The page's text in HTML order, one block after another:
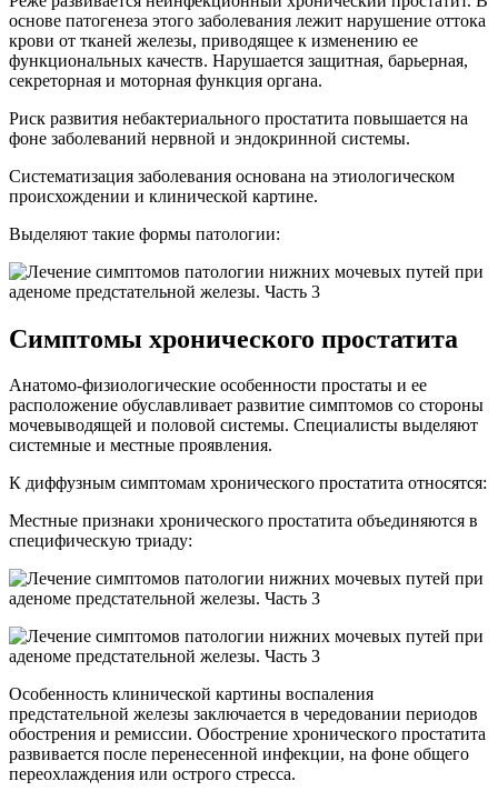
основе патогенеза этого заболевания лежит нарушение оттока
крови от тканей железы, приводящее к изменению ее
функциональных качеств. Нарушается защитная, барьерная,
секреторная и моторная функция органа.
Риск развития небактериального простатита повышается на
фоне заболеваний нервной и эндокринной системы.
Систематизация заболевания основана на этиологическом
происхождении и клинической картине.
Выделяют такие формы патологии:
Симптомы хронического простатита
Анатомо-физиологические особенности простаты и ее
расположение обуславливает развитие симптомов со стороны
мочевыводящей и половой системы. Специалисты выделяют
системные и местные проявления.
К диффузным симптомам хронического простатита относятся:
Местные признаки хронического простатита объединяются в
специфическую триаду:
Особенность клинической картины воспаления
предстательной железы заключается в чередовании периодов
обострения и ремиссии. Обострение хронического простатита
развивается после перенесенной инфекции, на фоне общего
переохлаждения или острого стресса.